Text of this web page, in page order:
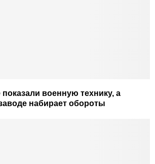
военную технику, а
набирает обороты